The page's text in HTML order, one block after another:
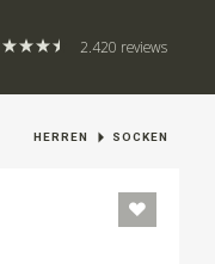
2.420 reviews
HERREN SOCKEN